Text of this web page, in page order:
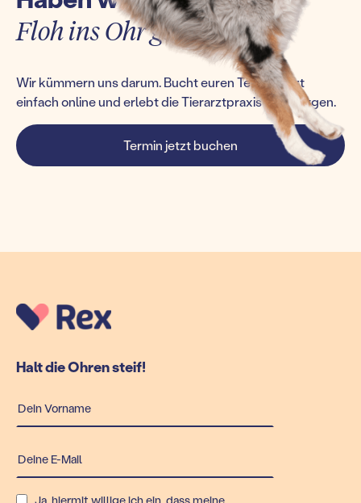
Floh ins Ohr gesetzt?
Wir kümmern uns darum. Bucht euren Termin jetzt
einfach online und erlebt die Tierarztpraxis von morgen.
Termin jetzt buchen
Halt die Ohren steif!